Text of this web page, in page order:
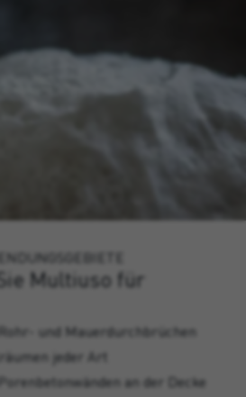
Multiuso für
und Mauerdurchbrüchen
jeder Art
an der Decke